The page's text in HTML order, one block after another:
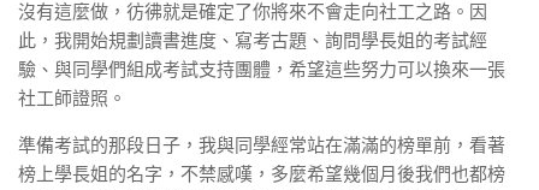
沒有這麼做，彷彿就是確定了你將來不會走向社工之路。因
此，我開始規劃讀書進度、寫考古題、詢問學長姐的考試經
驗、與同學們組成考試支持團體，希望這些努力可以換來一張
社工師證照。
準備考試的那段日子，我與同學經常站在滿滿的榜單前，看著
榜上學長姐的名字，不禁感嘆，多麼希望幾個月後我們也都榜